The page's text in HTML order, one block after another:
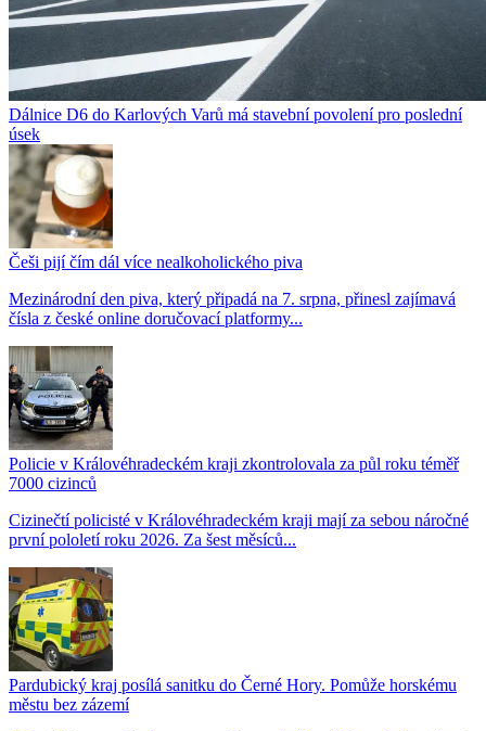
Dálnice D6 do Karlových Varů má stavební povolení pro poslední
úsek
Češi pijí čím dál více nealkoholického piva
Mezinárodní den piva, který připadá na 7. srpna, přinesl zajímavá
čísla z české online doručovací platformy...
Policie v Královéhradeckém kraji zkontrolovala za půl roku téměř
7000 cizinců
Cizinečtí policisté v Královéhradeckém kraji mají za sebou náročné
první pololetí roku 2026. Za šest měsíců...
Pardubický kraj posílá sanitku do Černé Hory. Pomůže horskému
městu bez zázemí